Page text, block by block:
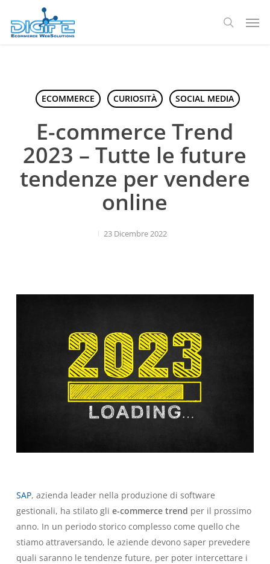
contenuto
ricerca
ECOMMERCE CURIOSITÀ SOCIAL MEDIA
E-commerce Trend
2023 – Tutte le future
tendenze per vendere
online
23 Dicembre 2022
SAP, azienda leader nella produzione di software
gestionali, ha stilato gli e-commerce trend per il prossimo
anno. In un periodo storico complesso come quello che
stiamo attraversando, le aziende devono saper prevedere
quali saranno le tendenze future, per poter intercettare i